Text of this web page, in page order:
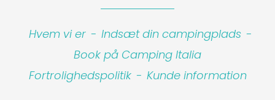
Hvem vi er - Indsæt din campingplads -
Book på Camping Italia
Fortrolighedspolitik - Kunde information